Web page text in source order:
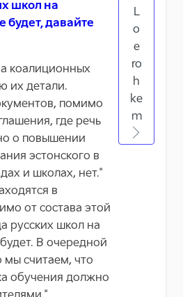
школ на
будет, давайте
коалиционных
их детали.
помимо
где речь
о повышении
эстонского в
и школах, нет."
в
от состава этой
русских школ на
В очередной
мы считаем, что
обучения должно
L
o
e
ro
h
ke
m